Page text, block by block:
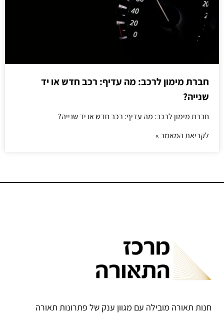
חברת מימון לרכב: מה עדיף: רכב חדש או יד
שנייה?
חברת מימון לרכב: מה עדיף: רכב חדש או יד שנייה?
לקריאת המאמר »
חנות תאורה מובילה עם מגוון ענק של פתרונות תאורה